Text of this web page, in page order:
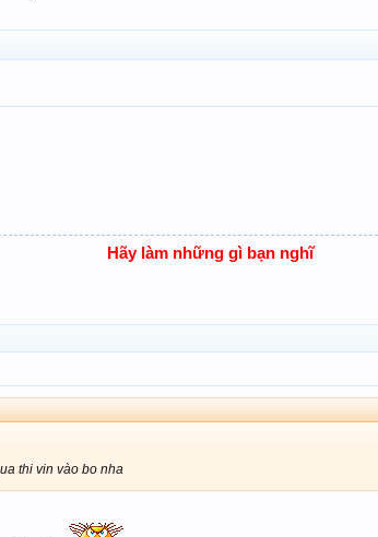
Hãy làm những gì bạn nghĩ
thi vin vào bo nha